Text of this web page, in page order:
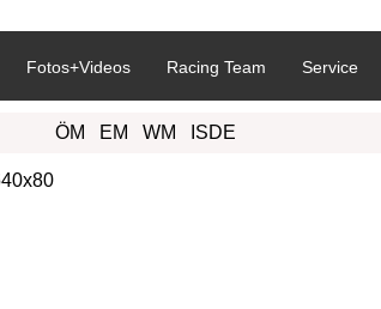
Fotos+Videos Racing Team Service
ÖM EM WM ISDE